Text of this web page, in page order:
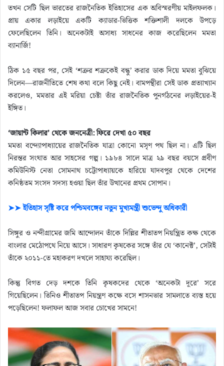
তখন সেটি ছিল ভারতের রাজনৈতিক ইতিহাসের এক অবিস্মরণীয় মাইলফলক।
প্রায় একার লড়াইয়ে একটি ক্যাডার-ভিত্তিক শক্তিশালী দলকে উপড়ে
ফেলেছিলেন তিনি। অনেকটাই অসাধ্য সাধনের কাজ করেছিলেন মমতা
ব্যানার্জি!
ঠিক ১৫ বছর পর, সেই ‘শত্রুর শত্রুকেই বন্ধু’ করার ডাক দিয়ে মমতা বুঝিয়ে
দিলেন—রাজনীতিতে শেষ কথা বলে কিছু নেই। বামপন্থীরা সেই ডাক প্রত্যাখ্যান
করলেও, মমতার এই মরিয়া চেষ্টা তাঁর রাজনৈতিক পুনর্গঠনের লড়াইয়ের-ই
ইঙ্গিত।
‘জায়ান্ট কিলার’ থেকে জননেত্রী: ফিরে দেখা ৫০ বছর
মমতা বন্দ্যোপাধ্যায়ের রাজনৈতিক যাত্রা কোনো মসৃণ পথ ছিল না। এটি ছিল
নিরন্তর সংঘাত আর সাহসের গল্প। ১৯৮৪ সালে মাত্র ২৯ বছর বয়সে প্রবীণ
কমিউনিস্ট নেতা সোমনাথ চট্টোপাধ্যায়কে হারিয়ে যাদবপুর থেকে দেশের
কনিষ্ঠতম সংসদ সদস্য হওয়া ছিল তাঁর উত্থানের প্রথম সোপান।
➤➤ ইতিহাস সৃষ্টি করে পশ্চিমবঙ্গের নতুন মুখ্যমন্ত্রী শুভেন্দু অধিকারী
সিঙ্গুর ও নন্দীগ্রামের জমি আন্দোলন তাঁকে দিল্লির শীতাতপ নিয়ন্ত্রিত কক্ষ থেকে
বাংলার মেঠোপথে নিয়ে আসে। সাধারণ কৃষকের সঙ্গে তাঁর যে ‘কানেক্ট’, সেটাই
তাঁকে ২০১১-তে মহাকরণ দখলে সাহায্য করেছিল।
কিন্তু বিগত দেড় দশকে তিনি কৃষকদের থেকে ‘অনেকটা দূরে’ সরে
গিয়েছিলেন। তিনিও শীতাতপ নিয়ন্ত্রণ কক্ষে বসে শাসনভার সামলাতে ব্যস্ত হয়ে
পড়েছিলেন! ফলাফল আজ সবার চোখের সামনে!